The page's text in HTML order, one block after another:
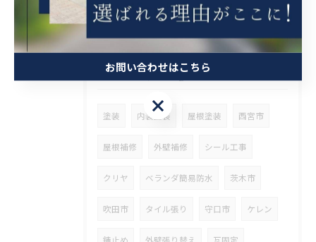
タグ Tags
塗装 内装塗装 屋根塗装 西宮市
屋根補修 外壁補修 シール工事
クリヤ ベランダ簡易防水 茨木市
吹田市 タイル張り 守口市 ケレン
錆止め 外壁張り替え 瓦固定
お問い合わせはこちら
お問い合わせはこちら